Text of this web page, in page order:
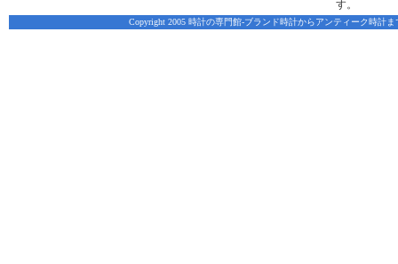
す。
Copyright 2005 時計の専門館-ブランド時計からアンティーク時計